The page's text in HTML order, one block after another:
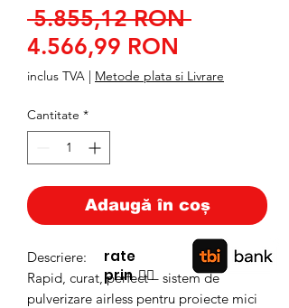
5.855,12 RON Preț
4.566,99 RON
redus
inclus TVA | Metode plata si Livrare
Cantitate *
Adaugă în coș
Descriere:
Rapid, curat, perfect – sistem de
pulverizare airless pentru proiecte mici
rate
prin👉🏿